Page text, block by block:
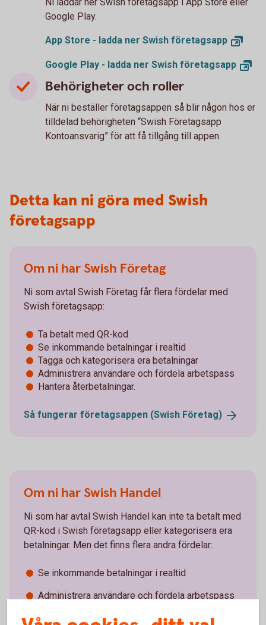
Ni laddar ner Swish företagsapp i App Store eller
Google Play.
App Store - ladda ner Swish företagsapp
Google Play - ladda ner Swish företagsapp
Behörigheter och roller
När ni beställer företagsappen så blir någon hos er
tilldelad behörigheten “Swish Företagsapp
Kontoansvarig” för att få tillgång till appen.
Detta kan ni göra med Swish
företagsapp
Om ni har Swish Företag
Ni som avtal Swish Företag får flera fördelar med
Swish företagsapp:
Ta betalt med QR-kod
Se inkommande betalningar i realtid
Tagga och kategorisera era betalningar
Administrera användare och fördela arbetspass
Hantera återbetalningar.
Så fungerar företagsappen (Swish Företag)
Om ni har Swish Handel
Ni som har avtal Swish Handel kan inte ta betalt med
QR-kod i Swish företagsapp eller kategorisera era
betalningar. Men det finns flera andra fördelar:
Se inkommande betalningar i realtid
Administrera användare och fördela arbetspass
Hantera återbetalningar.